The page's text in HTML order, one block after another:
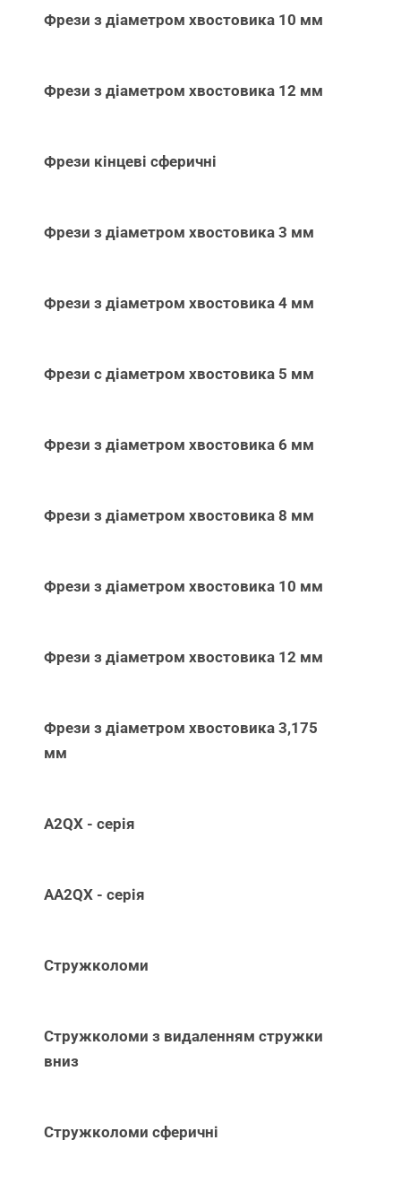
Фрези з діаметром хвостовика 10 мм
Фрези з діаметром хвостовика 12 мм
Фрези кінцеві сферичні
Фрези з діаметром хвостовика 3 мм
Фрези з діаметром хвостовика 4 мм
Фрези с діаметром хвостовика 5 мм
Фрези з діаметром хвостовика 6 мм
Фрези з діаметром хвостовика 8 мм
Фрези з діаметром хвостовика 10 мм
Фрези з діаметром хвостовика 12 мм
Фрези з діаметром хвостовика 3,175
мм
A2QX - серія
AA2QX - серія
Стружколоми
Стружколоми з видаленням стружки
вниз
Стружколоми сферичні